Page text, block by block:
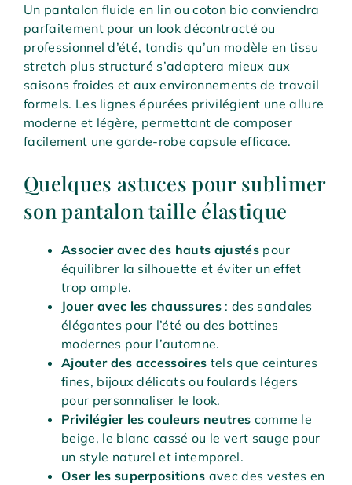
Un pantalon fluide en lin ou coton bio conviendra
parfaitement pour un look décontracté ou
professionnel d’été, tandis qu’un modèle en tissu
stretch plus structuré s’adaptera mieux aux
saisons froides et aux environnements de travail
formels. Les lignes épurées privilégient une allure
moderne et légère, permettant de composer
facilement une garde-robe capsule efficace.
Quelques astuces pour sublimer
son pantalon taille élastique
Associer avec des hauts ajustéspour
équilibrer la silhouette et éviter un effet
trop ample.
Jouer avec les chaussures : des sandales
élégantes pour l’été ou des bottines
modernes pour l’automne.
Ajouter des accessoires tels que ceintures
fines, bijoux délicats ou foulards légers
pour personnaliser le look.
Privilégier les couleurs neutres comme le
beige, le blanc cassé ou le vert sauge pour
un style naturel et intemporel.
Oser les superpositions avec des vestes en